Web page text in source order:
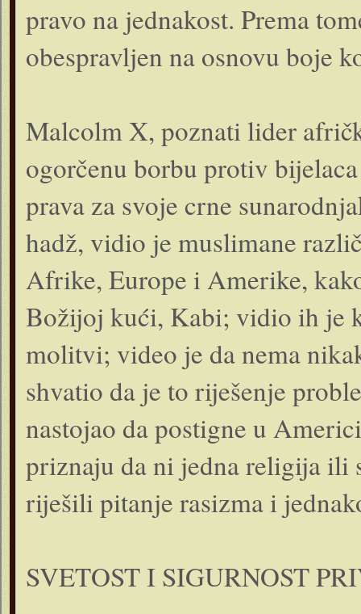
pravo na jednakost. Prema
obespravljen na osnovu boje
Malcolm X, poznati lider
ogorčenu borbu protiv
prava za svoje crne
hadž, vidio je muslimane
Afrike, Europe i Amerike,
Božijoj kući, Kabi; vidio ih je
molitvi; video je da nema
shvatio da je to riješenje
nastojao da postigne u
priznaju da ni jedna religija ili
riješili pitanje rasizma i
SVETOST I SIGURNOST